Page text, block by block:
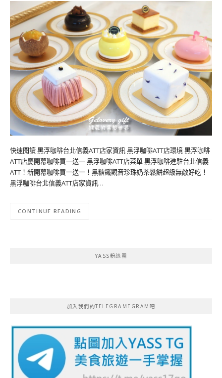
快速閱讀 黑浮咖啡台北信義ATT店家資訊 黑浮咖啡ATT店環境 黑浮咖啡
ATT店慶開幕咖啡買一送一 黑浮咖啡ATT店菜單 黑浮咖啡進駐台北信義
ATT！新開幕咖啡買一送一！黑糖鐵觀音珍珠奶茶鬆餅超級無敵好吃！
黑浮咖啡台北信義ATT店家資訊…
CONTINUE READING
YASS粉絲團
加入我們的TELEGRAMEGRAM吧